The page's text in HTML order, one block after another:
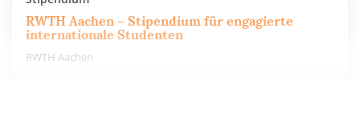
RWTH Aachen – Stipendium für engagierte
internationale Studenten
RWTH Aachen